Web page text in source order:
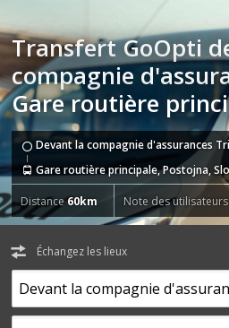
Transfert GoOpti
compagnie
Gare routière
Devant la compagnie d'assurances
Gare routière principale, Postojna,
Distance60km Note des utilisateurs
Échangez les lieux